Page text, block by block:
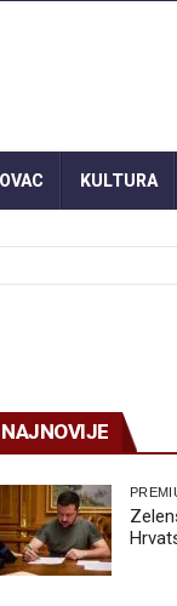
KULTURA
NAJNOVIJE